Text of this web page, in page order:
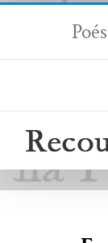
Passer
contenu